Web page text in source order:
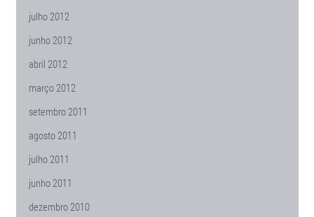
julho 2012
junho 2012
abril 2012
março 2012
setembro 2011
agosto 2011
julho 2011
junho 2011
dezembro 2010